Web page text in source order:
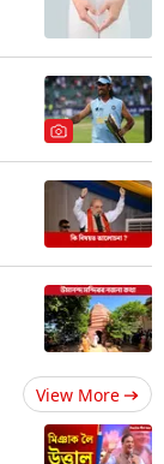
View More